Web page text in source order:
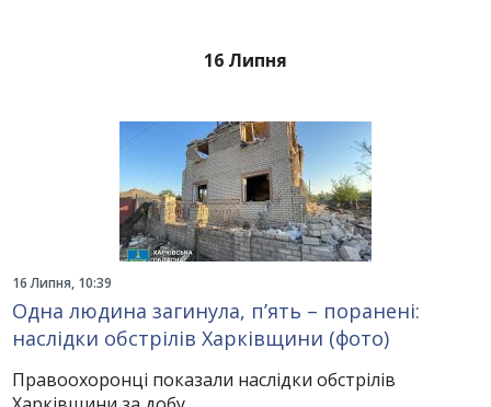
16 Липня
16 Липня, 10:39
Одна людина загинула, п’ять – поранені:
наслідки обстрілів Харківщини (фото)
Правоохоронці показали наслідки обстрілів